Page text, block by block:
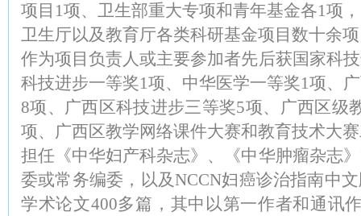
项目1项、卫生部重大专项和青年基金各1项
卫生厅以及教育厅各类科研基金项目数十余
作为项目负责人或主要参加者先后获国家科
科技进步一等奖1项、中华医学一等奖1项、
8项、广西区科技进步三等奖5项、广西区级
项、广西区教学网络课件大赛和教育技术大
担任《中华妇产科杂志》、《中华肿瘤杂志
委或常务编委，以及NCCN妇癌诊治指南中
学术论文400多篇，其中以第一作者和通讯